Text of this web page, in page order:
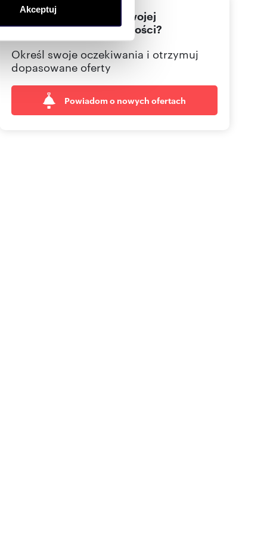
społecznościowym,
od Ciebie lub
Akceptuj
Nie znalazłeś jeszcze swojej
wymarzonej nieruchomości?
Określ swoje oczekiwania i otrzymuj
dopasowane oferty
Powiadom o nowych ofertach